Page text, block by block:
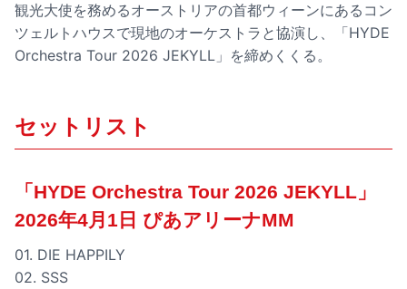
観光大使を務めるオーストリアの首都ウィーンにあるコン
ツェルトハウスで現地のオーケストラと協演し、「HYDE
Orchestra Tour 2026 JEKYLL」を締めくくる。
セットリスト
「HYDE Orchestra Tour 2026 JEKYLL」
2026年4月1日 ぴあアリーナMM
01. DIE HAPPILY
02. SSS